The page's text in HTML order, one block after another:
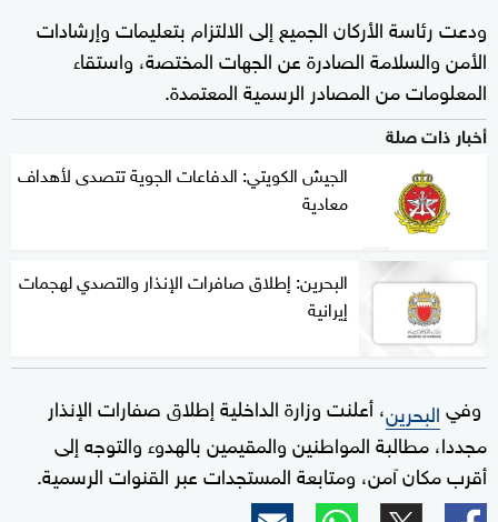
ودعت رئاسة الأركان الجميع إلى الالتزام بتعليمات وإرشادات
الأمن والسلامة الصادرة عن الجهات المختصة، واستقاء
المعلومات من المصادر الرسمية المعتمدة.
أخبار ذات صلة
الجيش الكويتي: الدفاعات الجوية تتصدى لأهداف
معادية
البحرين: إطلاق صافرات الإنذار والتصدي لهجمات
إيرانية
وفيالبحرين، أعلنت وزارة الداخلية إطلاق صفارات الإنذار
مجددا، مطالبة المواطنين والمقيمين بالهدوء والتوجه إلى
أقرب مكان آمن، ومتابعة المستجدات عبر القنوات الرسمية.